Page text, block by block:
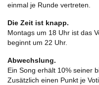
einmal je Runde vertreten.
Die Zeit ist knapp.
Montags um 18 Uhr ist das
beginnt um 22 Uhr.
Abwechslung.
Ein Song erhält 10% seiner
Zusätzlich einen Punkt je